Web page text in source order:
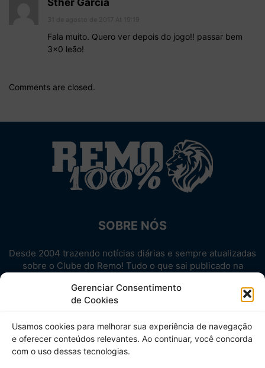
Gerenciar Consentimento
de Cookies
Usamos cookies para melhorar sua experiência de navegação
e oferecer conteúdos relevantes. Ao continuar, você concorda
com o uso dessas tecnologias.
Sther Garcia
Fala muito. Quero ver depois do jogo!! passar bem
3×0 leão!
Comments are closed.
SOBRE NÓS
Desde 2004 trazendo notícias diárias e sempre atualizadas
sobre o Clube do Remo! Tudo o que sai publicado na
Aproveite! Site não-oficial.
SIGA-NOS